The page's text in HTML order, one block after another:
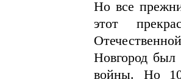
Но все
этот
Новгород был
войны. Но